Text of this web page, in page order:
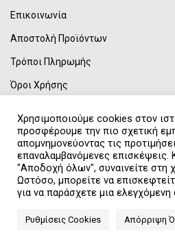
Επικοινωνία
Αποστολή Προϊόντων
Τρόποι Πληρωμής
Όροι Χρήσης
Συχνές Ερωτήσεις
Η Εταιρεία μας
Χρησιμοποιούμε cookies στον
προσφέρουμε την πιο σχετική
απομνημονεύοντας τις
επαναλαμβανόμενες επισκέψεις.
"Αποδοχή όλων", συναινείτε
Ωστόσο, μπορείτε να
για να παράσχετε μια ελεγχόμενη
Ρυθμίσεις Cookies Απόρριψη